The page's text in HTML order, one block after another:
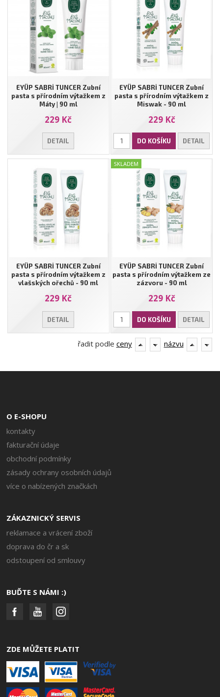
EYÜP SABRİ TUNCER Zubní
pasta s přírodním výtažkem z
Máty | 90 ml
229 Kč
DETAIL
EYÜP SABRİ TUNCER Zubní
pasta s přírodním výtažkem z
Miswak - 90 ml
229 Kč
DO KOŠÍKU DETAIL
EYÜP SABRİ TUNCER Zubní
pasta s přírodním výtažkem z
vlašských ořechů - 90 ml
229 Kč
DETAIL
EYÜP SABRİ TUNCER Zubní
pasta s přírodním výtažkem ze
zázvoru - 90 ml
229 Kč
DO KOŠÍKU DETAIL
SKLADEM
řadit podle ceny názvu
O E-SHOPU
kontakty
fakturační údaje
obchodní podmínky
zásady ochrany osobních údajů
více o nabízených značkách
ZÁKAZNICKÝ SERVIS
reklamace a vrácení zboží
doprava do čr a sk
odstoupení od smlouvy
BUĎTE S NÁMI :)
ZDE MŮŽETE PLATIT